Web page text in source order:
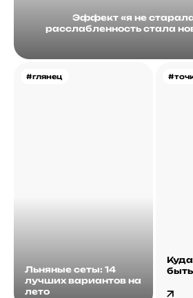
Эффект «я не
расслабленность стала
#глянец
Льняные сеты: 14
лучших вариантов на
лето